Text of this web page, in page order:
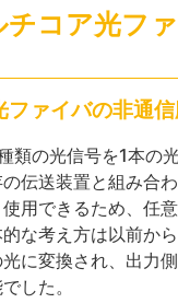
コア光フ
ファイバの非通
類の光信号を1本の
伝送装置と組み合
用できるため、任
な考え方は以前か
に変換され、出力
した。